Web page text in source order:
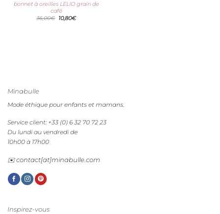
bonnet à oreilles LELIO grain de
café
36,00€ Le
prix
10,80€Le
Minabulle
Mode éthique pour enfants et mamans.
Service client: +33 (0) 6 32 70 72 23
Du lundi au vendredi de
10h00 à 17h00
✉️ contact[at]minabulle.com
Inspirez-vous